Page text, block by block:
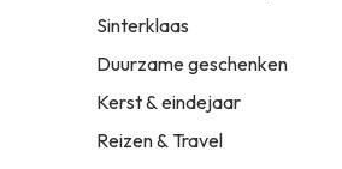
Sinterklaas
Duurzame geschenken
Kerst & eindejaar
Reizen & Travel